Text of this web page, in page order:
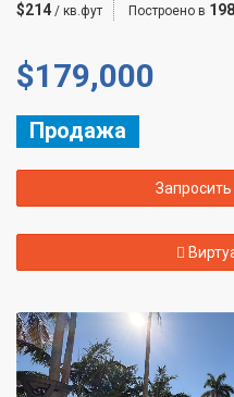
$214 / кв.фут Построено в
$179,000
Продажа